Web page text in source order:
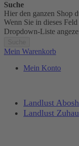
Suche
Hier den ganzen Shop
Wenn Sie in dieses
Dropdown-Liste
Mein Warenkorb
Mein Konto
Landlust
Landlust